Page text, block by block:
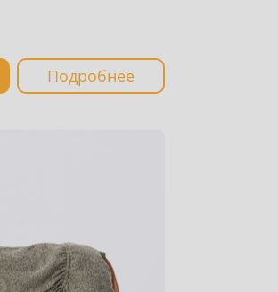
Подробнее